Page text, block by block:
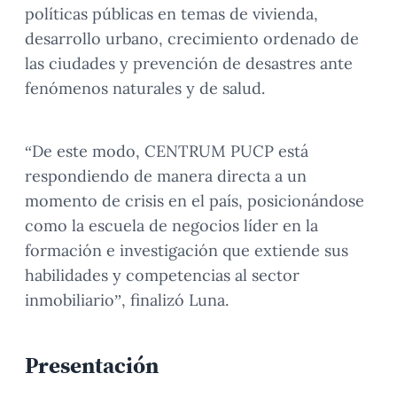
políticas públicas en temas de vivienda,
desarrollo urbano, crecimiento ordenado de
las ciudades y prevención de desastres ante
fenómenos naturales y de salud.
“De este modo, CENTRUM PUCP está
respondiendo de manera directa a un
momento de crisis en el país, posicionándose
como la escuela de negocios líder en la
formación e investigación que extiende sus
habilidades y competencias al sector
inmobiliario”, finalizó Luna.
Presentación